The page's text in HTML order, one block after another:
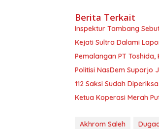
Berita Terkait
Inspektur Tambang
Kejati Sultra Dalami
Pemalangan PT Toshida,
Politisi NasDem Suparjo
112 Saksi Sudah
Ketua Koperasi Merah
Akhrom Saleh